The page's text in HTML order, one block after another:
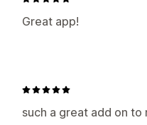
Great app!
such a great add on to